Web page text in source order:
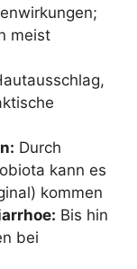
meist
Durch
kann es
kommen
Bis hin
bei